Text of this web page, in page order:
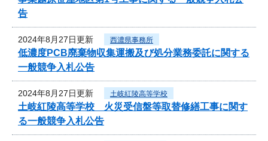
告
2024年8月27日更新 西濃県事務所
低濃度PCB廃棄物収集運搬及び処分業務委託に関する
一般競争入札公告
2024年8月27日更新 土岐紅陵高等学校
土岐紅陵高等学校 火災受信盤等取替修繕工事に関す
る一般競争入札公告